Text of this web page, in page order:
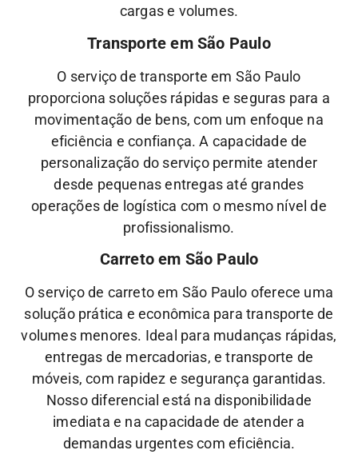
cargas e volumes.
Transporte em São Paulo
O serviço de transporte em São Paulo
proporciona soluções rápidas e seguras para a
movimentação de bens, com um enfoque na
eficiência e confiança. A capacidade de
personalização do serviço permite atender
desde pequenas entregas até grandes
operações de logística com o mesmo nível de
profissionalismo.
Carreto em São Paulo
O serviço de carreto em São Paulo oferece uma
solução prática e econômica para transporte de
volumes menores. Ideal para mudanças rápidas,
entregas de mercadorias, e transporte de
móveis, com rapidez e segurança garantidas.
Nosso diferencial está na disponibilidade
imediata e na capacidade de atender a
demandas urgentes com eficiência.